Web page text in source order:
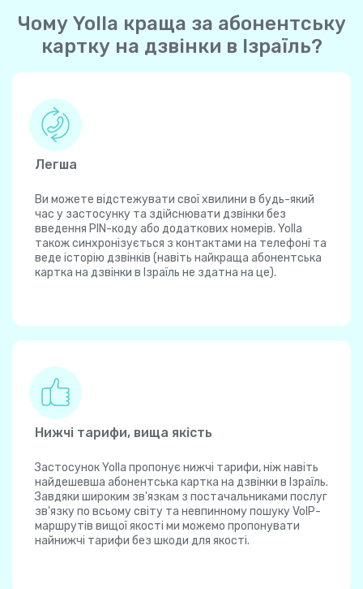
Чому Yolla краща за абонентську
картку на дзвінки в Ізраїль?
Легша
Ви можете відстежувати свої хвилини в будь-який
час у застосунку та здійснювати дзвінки без
введення PIN-коду або додаткових номерів. Yolla
також синхронізується з контактами на телефоні та
веде історію дзвінків (навіть найкраща абонентська
картка на дзвінки в Ізраїль не здатна на це).
Нижчі тарифи, вища якість
Застосунок Yolla пропонує нижчі тарифи, ніж навіть
найдешевша абонентська картка на дзвінки в Ізраїль.
Завдяки широким зв'язкам з постачальниками послуг
зв'язку по всьому світу та невпинному пошуку VoIP-
маршрутів вищої якості ми можемо пропонувати
найнижчі тарифи без шкоди для якості.